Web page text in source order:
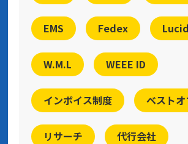
EMS Fedex
W.M.L WEEE ID
インボイス制度 ベスト
リサーチ 代行会社